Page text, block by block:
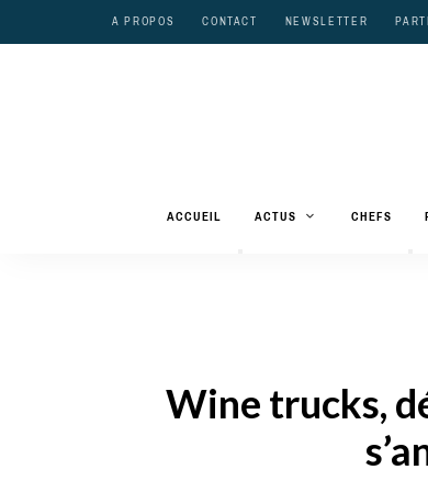
A PROPOS CONTACT NEWSLETTER
ACCUEIL ACTUS CHEFS
Wine trucks,